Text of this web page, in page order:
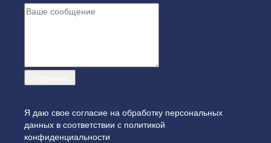
Я даю свое согласие на обработку персональных
данных в соответствии с политикой
конфиденциальности